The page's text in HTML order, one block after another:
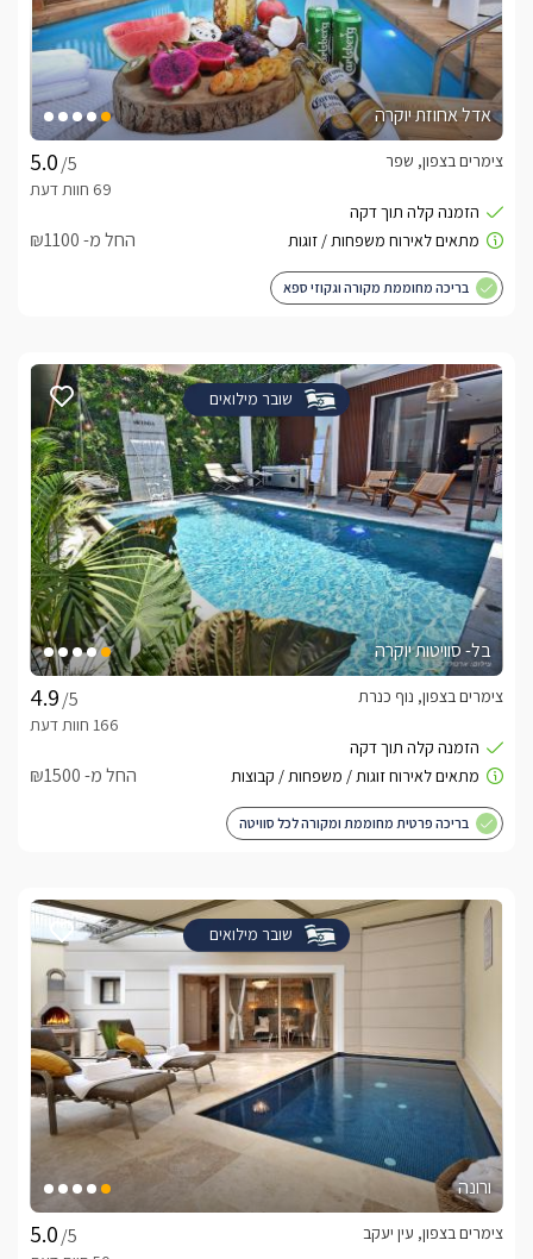
אדל אחוזת יוקרה
/5
צימרים בצפון, שפר
החל מ- ₪1100
בריכה מחוממת מקורה וגקוזי ספא
שובר מילואים
בל- סוויטות יוקרה
/5
צימרים בצפון, נוף כנרת
החל מ- ₪1500
בריכה פרטית מחוממת ומקורה לכל סוויטה
שובר מילואים
ורונה
/5
צימרים בצפון, עין יעקב